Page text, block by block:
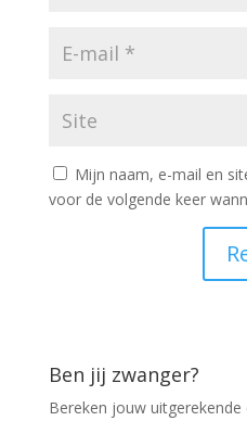
Mijn naam, e-mail en
voor de volgende keer
Ben jij zwanger?
Bereken jouw uitgerekende